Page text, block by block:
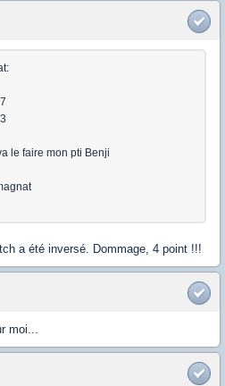
le faire mon pti Benji
a été inversé. Dommage, 4 point !!!
moi...